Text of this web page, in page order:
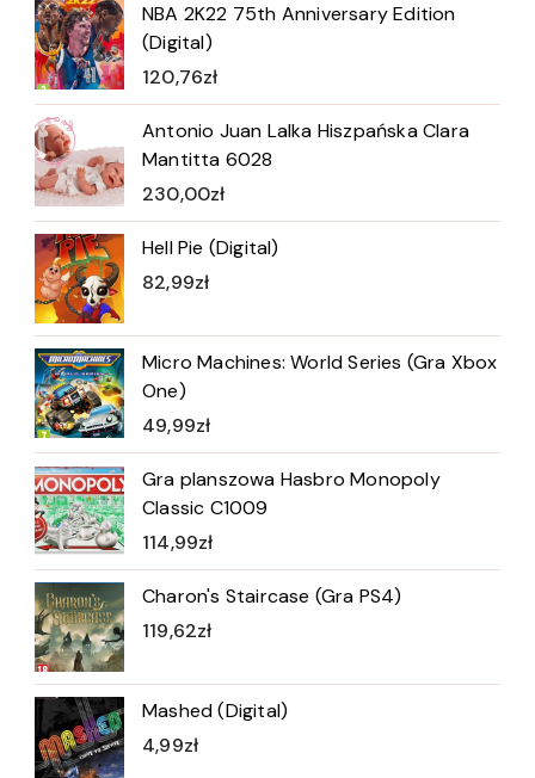
NBA 2K22 75th Anniversary Edition
(Digital)
120,76zł
Antonio Juan Lalka Hiszpańska Clara
Mantitta 6028
230,00zł
Hell Pie (Digital)
82,99zł
Micro Machines: World Series (Gra Xbox
One)
49,99zł
Gra planszowa Hasbro Monopoly
Classic C1009
114,99zł
Charon's Staircase (Gra PS4)
119,62zł
Mashed (Digital)
4,99zł